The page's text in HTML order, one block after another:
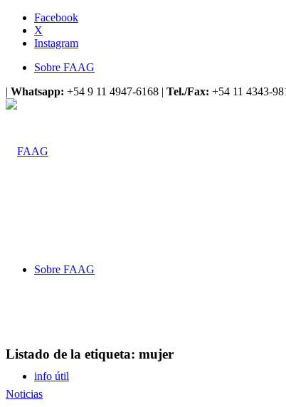
Facebook
X
Instagram
Sobre FAAG
| Whatsapp: +54 9 11 4947-6168 | Tel./Fax: +54 11 4343-
Sobre FAAG
info útil
Listado de la etiqueta: mujer
Noticias